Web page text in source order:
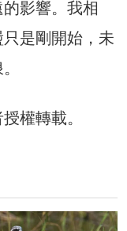
影響。我相
是剛開始，未
權轉載。